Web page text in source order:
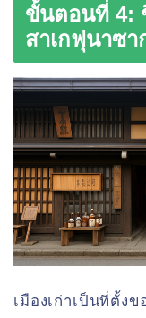
ขั้นตอนที่ 4:
สาเกฟุนาซา
เมืองเก่าเป็นที่ตั้ง